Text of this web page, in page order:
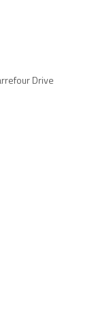
Drive